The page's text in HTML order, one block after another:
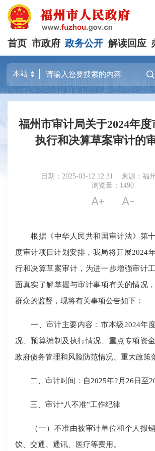
首页 市政府 政务公开 解读回应
福州市审计局关于2024年
执行和决算草案审计的
日期：2025-03-12 12:31
来源：福
浏览量：1490
 | 
根据《中华人民共和国审计法》第十
度审计项目计划安排，我局将开展2024
行和决算草案审计，为进一步增强审计
面真实了解掌握与审计事项有关的情况
群众的监督，现将有关事项公告如下：
一、审计主要内容：市本级2024年
况、预算编制及执行情况、重点专项资
政府债务管理和风险防范情况、重大政策
二、审计时间：自2025年2月26日至
三、审计“八不准”工作纪律
（一）不准由被审计单位和个人报销
饮、交通、通讯、医疗等费用。